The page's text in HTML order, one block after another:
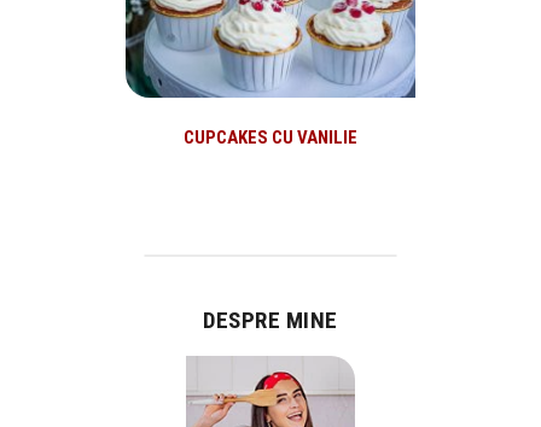
CUPCAKES CU VANILIE
DESPRE MINE